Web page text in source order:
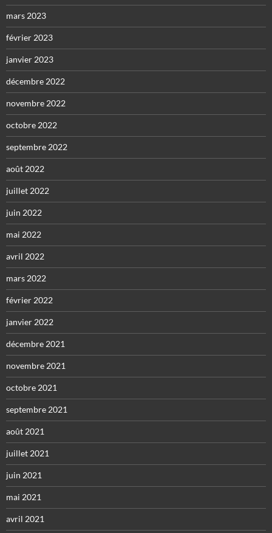
mars 2023
février 2023
janvier 2023
décembre 2022
novembre 2022
octobre 2022
septembre 2022
août 2022
juillet 2022
juin 2022
mai 2022
avril 2022
mars 2022
février 2022
janvier 2022
décembre 2021
novembre 2021
octobre 2021
septembre 2021
août 2021
juillet 2021
juin 2021
mai 2021
avril 2021